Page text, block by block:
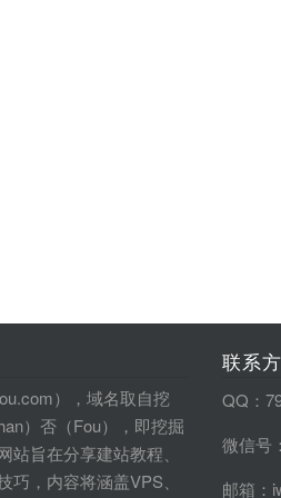
），域名取自挖
）否（Fou），即挖掘
站旨在分享建站教程、
巧，内容将涵盖VPS、
联系
QQ：
微信号
邮箱：